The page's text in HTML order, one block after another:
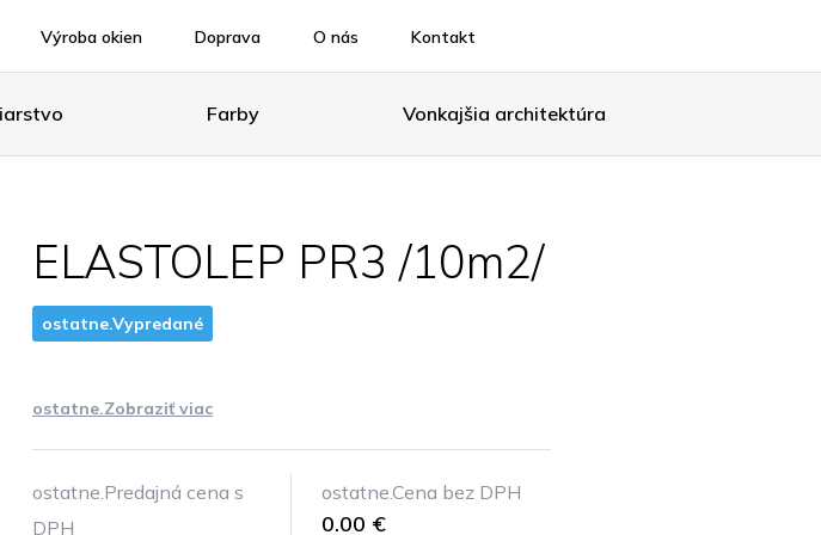
Výroba okien Doprava O nás Kontakt
Farby Vonkajšia architektúra
ELASTOLEP PR3 /10m2/
ostatne.Vypredané
ostatne.Zobraziť viac
ostatne.Predajná cena s
DPH
ostatne.Cena bez DPH
0.00 €